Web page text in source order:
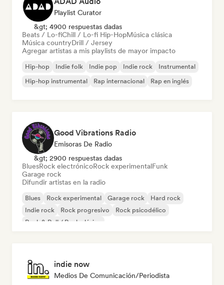
Playlist Curator
&gt; 4900 respuestas dadas
Beats / Lo-fiChill / Lo-fi Hip-HopMúsica clásica
Música countryDrill / Jersey
Agregar artistas a mis playlists de mayor impacto
Hip-hop Indie folk Indie pop Indie rock
Instrumental
Hip-hop instrumental
Rap internacional Rap en inglés
Good Vibrations Radio
Emisoras De Radio
&gt; 2900 respuestas dadas
BluesRock electrónicoRock experimentalFunk
Garage rock
Difundir artistas en la radio
Blues Rock experimental Garage rock
Hard rock
Indie rock
Rock progresivo
Rock psicodélico
Rock & Roll / Rock clásico
indie now
Medios De Comunicación/Periodista